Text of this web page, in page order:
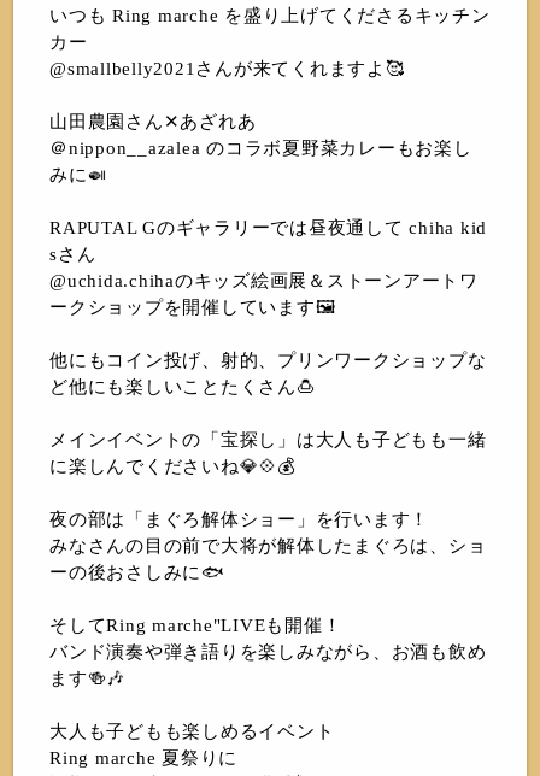
いつも Ring marche を盛り上げてくださるキッチン
カー
@smallbelly2021さんが来てくれますよ🥰
山田農園さん✕あざれあ
＠nippon__azalea のコラボ夏野菜カレーもお楽し
みに🍛
RAPUTAL Gのギャラリーでは昼夜通して chiha kid
sさん
@uchida.chihaのキッズ絵画展＆ストーンアートワ
ークショップを開催しています🖼
他にもコイン投げ、射的、プリンワークショップな
ど他にも楽しいことたくさん🍮
メインイベントの「宝探し」は大人も子どもも一緒
に楽しんでくださいね💎💠💰
夜の部は「まぐろ解体ショー」を行います！
みなさんの目の前で大将が解体したまぐろは、ショ
ーの後おさしみに🐟
そしてRing marche"LIVEも開催！
バンド演奏や弾き語りを楽しみながら、お酒も飲め
ます🍻🎶
大人も子どもも楽しめるイベント
Ring marche 夏祭りに